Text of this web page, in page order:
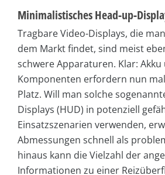
Minimalistisches Head-up-
Tragbare Video-Displays, die
dem Markt findet, sind meist
schwere Apparaturen. Klar:
Komponenten erfordern nun
Platz. Will man solche
Displays (HUD) in potenziell
Einsatzszenarien verwenden,
Abmessungen schnell als
hinaus kann die Vielzahl der
Informationen zu einer